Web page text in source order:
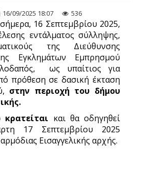
16/09/2025 18:07 536
σήμερα, 16 Σεπτεμβρίου 2025,
εντάλματος σύλληψης,
της Διεύθυνσης
Εγκλημάτων Εμπρησμού
ως υπαίτιος για
πρόθεση σε δασική έκταση
στην περιοχή του δήμου
και θα οδηγηθεί
17 Σεπτεμβρίου 2025
Εισαγγελικής αρχής.